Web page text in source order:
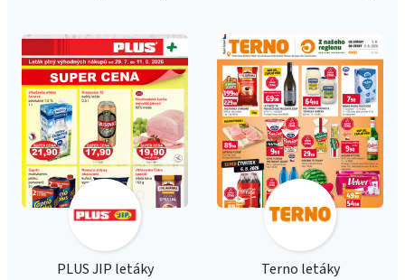
PLUS JIP letáky Terno letáky